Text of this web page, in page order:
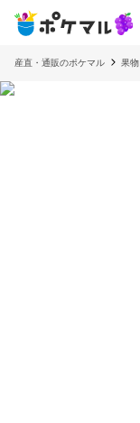
産直・通販のポケマル 果物